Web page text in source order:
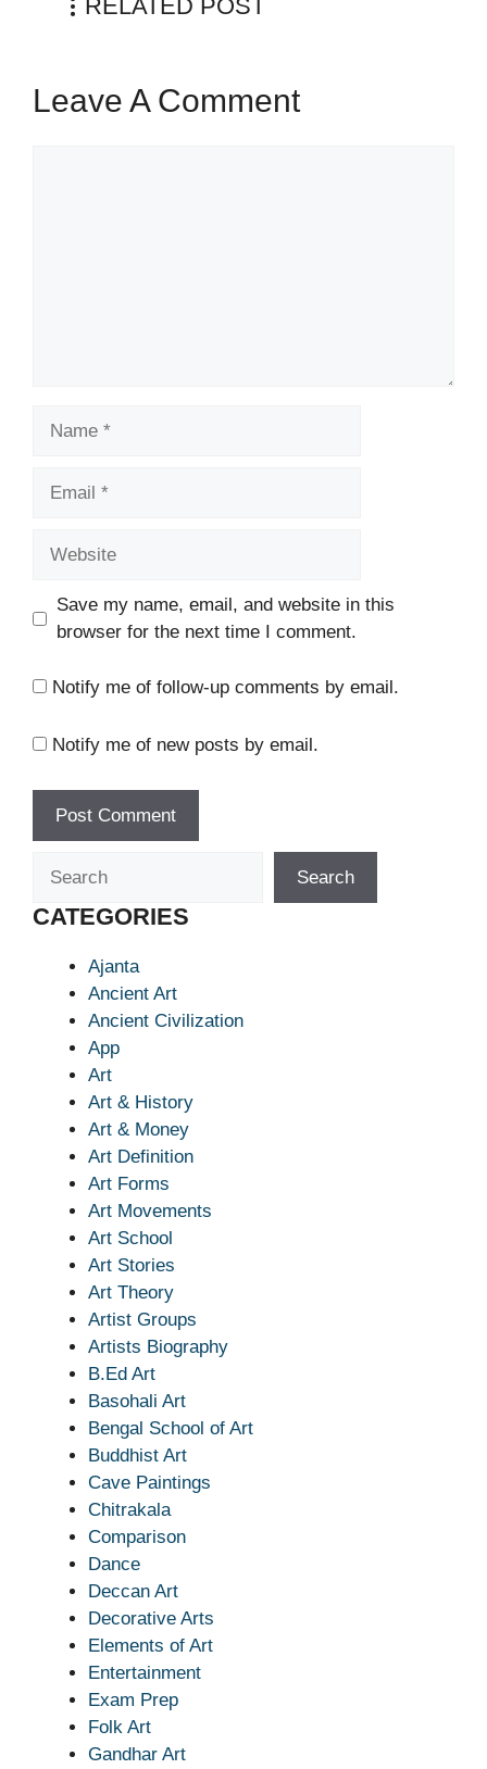
RELATED POST
Leave A Comment
Save my name, email, and website in this
browser for the next time I comment.
Notify me of follow-up comments by email.
Notify me of new posts by email.
Search
CATEGORIES
Ajanta
Ancient Art
Ancient Civilization
App
Art
Art & History
Art & Money
Art Definition
Art Forms
Art Movements
Art School
Art Stories
Art Theory
Artist Groups
Artists Biography
B.Ed Art
Basohali Art
Bengal School of Art
Buddhist Art
Cave Paintings
Chitrakala
Comparison
Dance
Deccan Art
Decorative Arts
Elements of Art
Entertainment
Exam Prep
Folk Art
Gandhar Art